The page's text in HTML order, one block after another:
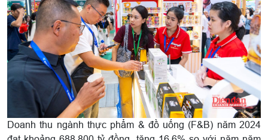
Doanh thu ngành thực phẩm & đồ uống (F&B) năm 2024